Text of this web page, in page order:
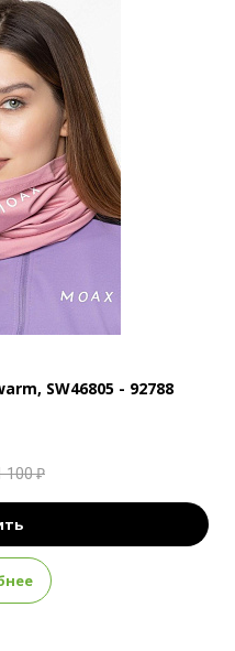
SW46805 - 92788
100 ₽